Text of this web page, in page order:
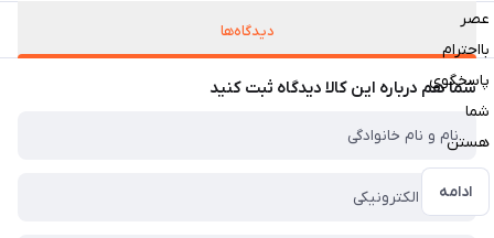
عصر
بااحترام
پاسخگوی
شما
هستن
ادامه
دیدگاه‌ها
شما هم درباره این کالا دیدگاه ثبت کنید